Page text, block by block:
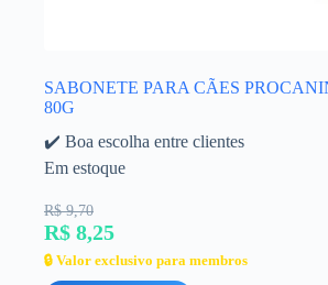
SABONETE PARA CÃES
80G
✔️ Boa escolha entre clientes
Em estoque
R$ 9,70
R$ 8,25
🔒 Valor exclusivo para membros